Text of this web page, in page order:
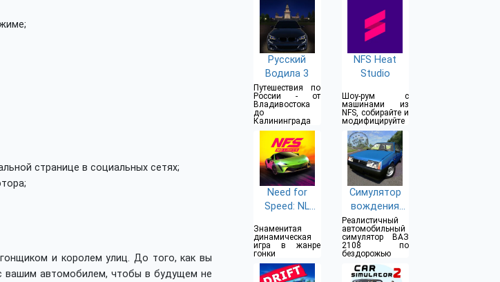
странице в социальных сетях;
и королем улиц. До того, как вы
вашим автомобилем, чтобы в будущем не
Русский
Водила 3
Путешествия по
России - от
Владивостока
до
Калининграда
NFS Heat
Studio
Шоу-рум с
машинами из
NFS, собирайте и
модифицируйте
Need for
Speed: NL
Знаменитая
динамическая
игра в жанре
гонки
Симулятор
вождения
ВАЗ 2108 SE
Реалистичный
автомобильный
симулятор ВАЗ
2108 по
бездорожью